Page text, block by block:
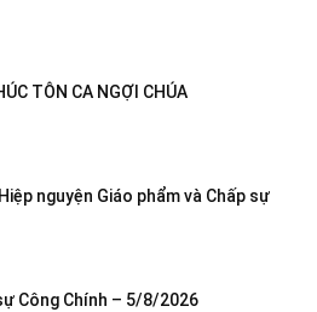
TÔN CA NGỢI CHÚA
nguyện Giáo phẩm và Chấp sự
Công Chính – 5/8/2026